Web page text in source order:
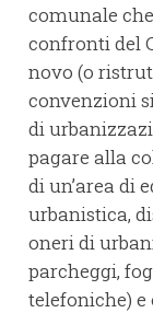
comunale
confronti del
novo (o
convenzioni
di
pagare alla
di un’area di
urbanistica,
oneri di
parcheggi,
telefoniche)